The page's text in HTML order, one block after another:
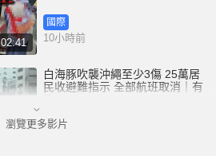
02:41
國際
10小時前
白海豚吹襲沖繩至少3傷 25萬居
民收避難指示 全部航班取消｜有
國際
瀏覽更多影片